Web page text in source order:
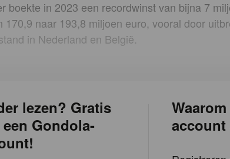
boekte in 2023 een recordwinst van bijna 7
170,9 naar 193,8 miljoen euro, vooral door
in Nederland en België.
lezen? Gratis
een Gondola-
account